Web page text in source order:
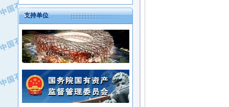
·实华(天津)国际贸易有限公司
·上海宝钢商贸有限公司
·辽河石油勘探局总机械厂
·正泰集团
·华北油田科达开发有限公司
·中石化西南石油局井下工程处
·大庆油田石油专用设备有限公司
·江苏丹化集团有限责任公司
支持单位
·中国石化茂名石化分公司
·中国石油大港油田分公司